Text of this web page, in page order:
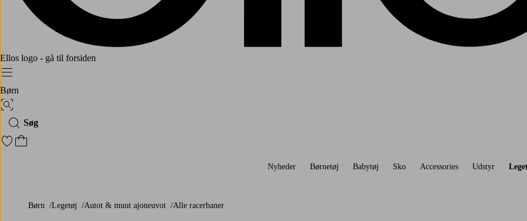
Ellos logo - gå til forsiden
Menu
Børn
Billedsøgning
Søg
Gå til favoritmarkerede produkter
Gå til indkøbskurven
Nyheder Børnetøj Babytøj Sko Accessories Udstyr
Børn Legetøj Autot & muut ajoneuvot Alle racerbaner